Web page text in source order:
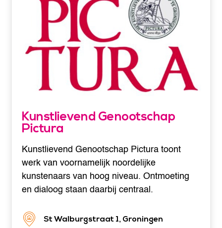
Kunstlievend Genootschap
Pictura
Kunstlievend Genootschap Pictura toont
werk van voornamelijk noordelijke
kunstenaars van hoog niveau. Ontmoeting
en dialoog staan daarbij centraal.
St Walburgstraat 1, Groningen